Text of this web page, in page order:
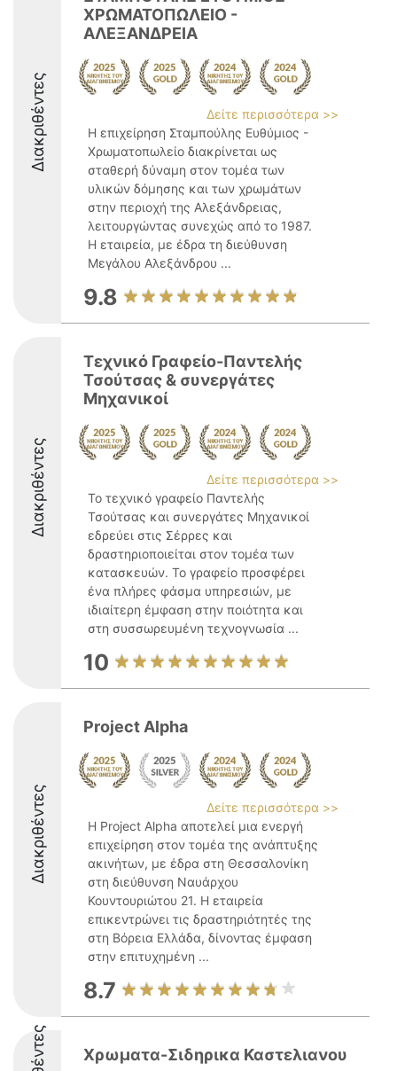
Διακριθέντες
ΧΡΩΜΑΤΟΠΩΛΕΙΟ -
ΑΛΕΞΑΝΔΡΕΙΑ
Δείτε περισσότερα >>
Η επιχείρηση Σταμπούλης Ευθύμιος -
Χρωματοπωλείο διακρίνεται ως
σταθερή δύναμη στον τομέα των
υλικών δόμησης και των χρωμάτων
στην περιοχή της Αλεξάνδρειας,
λειτουργώντας συνεχώς από το 1987.
Η εταιρεία, με έδρα τη διεύθυνση
Μεγάλου Αλεξάνδρου ...
9.8
Διακριθέντες
Τεχνικό Γραφείο-Παντελής
Τσούτσας & συνεργάτες
Μηχανικοί
Δείτε περισσότερα >>
Το τεχνικό γραφείο Παντελής
Τσούτσας και συνεργάτες Μηχανικοί
εδρεύει στις Σέρρες και
δραστηριοποιείται στον τομέα των
κατασκευών. Το γραφείο προσφέρει
ένα πλήρες φάσμα υπηρεσιών, με
ιδιαίτερη έμφαση στην ποιότητα και
στη συσσωρευμένη τεχνογνωσία ...
10
Διακριθέντες
Project Alpha
Δείτε περισσότερα >>
Η Project Alpha αποτελεί μια ενεργή
επιχείρηση στον τομέα της ανάπτυξης
ακινήτων, με έδρα στη Θεσσαλονίκη
στη διεύθυνση Ναυάρχου
Κουντουριώτου 21. Η εταιρεία
επικεντρώνει τις δραστηριότητές της
στη Βόρεια Ελλάδα, δίνοντας έμφαση
στην επιτυχημένη ...
8.7
Χρωματα-Σιδηρικα Καστελιανου